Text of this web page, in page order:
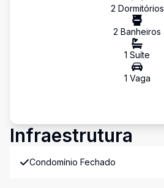
2 Dormitórios
2 Banheiros
1 Suíte
1 Vaga
Infraestrutura
Condomínio Fechado